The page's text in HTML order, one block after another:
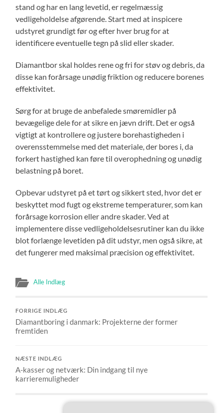
stand og har en lang levetid, er regelmæssig
vedligeholdelse afgørende. Start med at inspicere
udstyret grundigt før og efter hver brug for at
identificere eventuelle tegn på slid eller skader.
Diamantbor skal holdes rene og fri for støv og debris, da
disse kan forårsage unødig friktion og reducere borenes
effektivitet.
Sørg for at bruge de anbefalede smøremidler på
bevægelige dele for at sikre en jævn drift. Det er også
vigtigt at kontrollere og justere borehastigheden i
overensstemmelse med det materiale, der bores i, da
forkert hastighed kan føre til overophedning og unødig
belastning på boret.
Opbevar udstyret på et tørt og sikkert sted, hvor det er
beskyttet mod fugt og ekstreme temperaturer, som kan
forårsage korrosion eller andre skader. Ved at
implementere disse vedligeholdelsesrutiner kan du ikke
blot forlænge levetiden på dit udstyr, men også sikre, at
det fungerer med maksimal præcision og effektivitet.
Alle Indlæg
FORRIGE INDLÆG
Diamantboring i danmark: Projekterne der former
fremtiden
NÆSTE INDLÆG
A-kasser og netværk: Din indgang til nye
karrieremuligheder